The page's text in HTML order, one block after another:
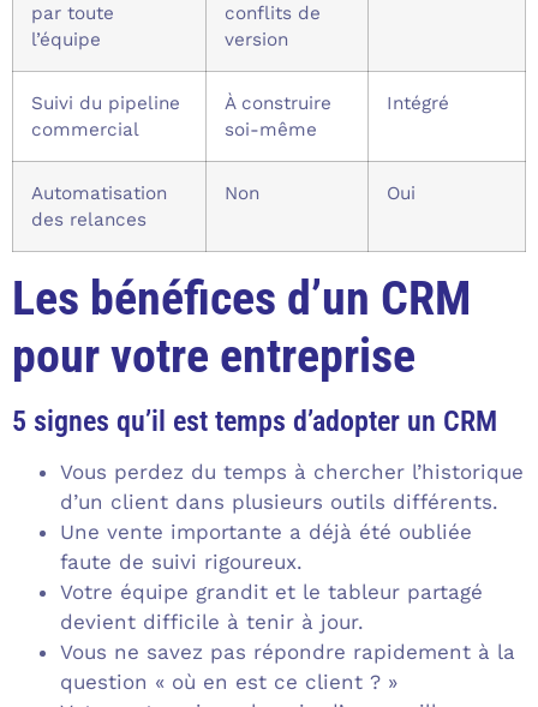
par toute
l’équipe
conflits de
version
Suivi du pipeline
commercial
À construire
soi-même
Intégré
Automatisation
des relances
Non Oui
Les bénéfices d’un CRM
pour votre entreprise
5 signes qu’il est temps d’adopter un CRM
Vous perdez du temps à chercher l’historique
d’un client dans plusieurs outils différents.
Une vente importante a déjà été oubliée
faute de suivi rigoureux.
Votre équipe grandit et le tableur partagé
devient difficile à tenir à jour.
Vous ne savez pas répondre rapidement à la
question « où en est ce client ? »